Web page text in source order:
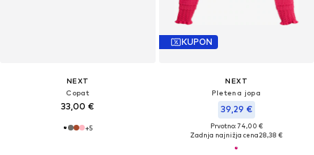
NEXT
Copat
33,00 €
+5
KUPON
NEXT
Pletena jopa
39,29 €
Prvotno: 74,00 €
Zadnja najnižja cena28,38 €